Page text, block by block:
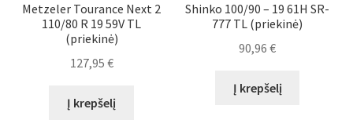
Metzeler Tourance Next 2
110/80 R 19 59V TL
(priekinė)
127,95 €
Į krepšelį
Shinko 100/90 – 19 61H SR-
777 TL (priekinė)
90,96€
Į krepšelį